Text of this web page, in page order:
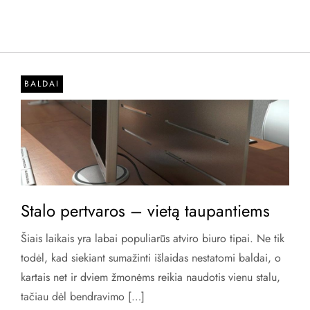
BALDAI
Stalo pertvaros – vietą taupantiems
Šiais laikais yra labai populiarūs atviro biuro tipai. Ne tik
todėl, kad siekiant sumažinti išlaidas nestatomi baldai, o
kartais net ir dviem žmonėms reikia naudotis vienu stalu,
tačiau dėl bendravimo […]